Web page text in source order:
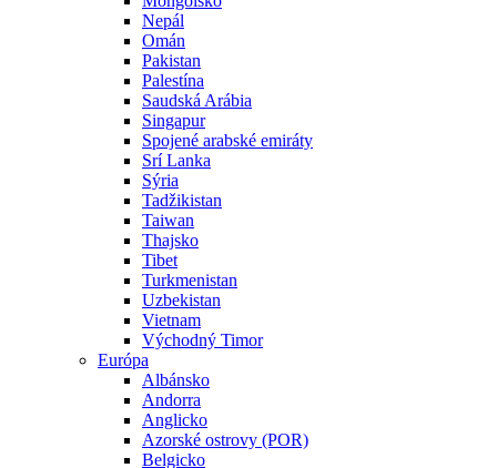
Nepál
Omán
Pakistan
Palestína
Saudská Arábia
Singapur
Spojené arabské emiráty
Srí Lanka
Sýria
Tadžikistan
Taiwan
Thajsko
Tibet
Turkmenistan
Uzbekistan
Vietnam
Východný Timor
Európa
Albánsko
Andorra
Anglicko
Azorské ostrovy (POR)
Belgicko